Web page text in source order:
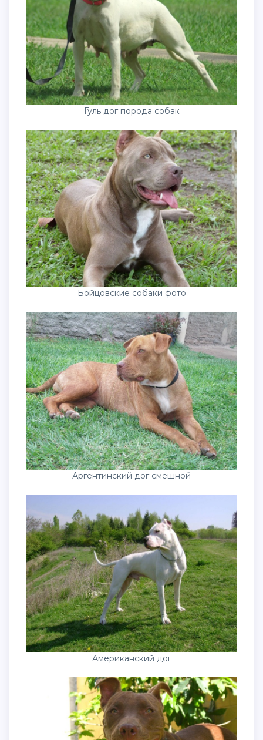
Гуль дог порода собак
Бойцовские собаки фото
Аргентинский дог смешной
Американский дог